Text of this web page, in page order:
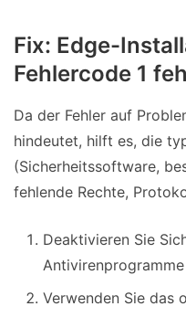
Fix: Edge-
Fehlercode 1
Da der Fehler auf
hindeutet, hilft es, die
(Sicherheitssoftware,
fehlende Rechte,
Deaktivieren Sie
Verwenden Sie das